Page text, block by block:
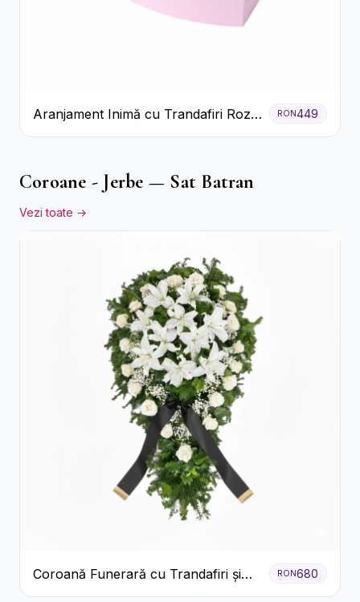
Aranjament Inimă cu Trandafiri Roz
și Gypsophila Albă
RON449
Coroane - Jerbe — Sat Batran
Vezi toate →
Coroană Funerară cu Trandafiri și
Crini
RON680